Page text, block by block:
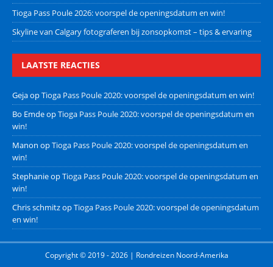
Tioga Pass Poule 2026: voorspel de openingsdatum en win!
Skyline van Calgary fotograferen bij zonsopkomst – tips & ervaring
LAATSTE REACTIES
GejaopTioga Pass Poule 2020: voorspel de openingsdatum en win!
Bo EmdeopTioga Pass Poule 2020: voorspel de openingsdatum en
win!
Manon opTioga Pass Poule 2020: voorspel de openingsdatum en
win!
StephanieopTioga Pass Poule 2020: voorspel de openingsdatum en
win!
Chris schmitzopTioga Pass Poule 2020: voorspel de openingsdatum
en win!
Copyright © 2019 - 2026 | Rondreizen Noord-Amerika